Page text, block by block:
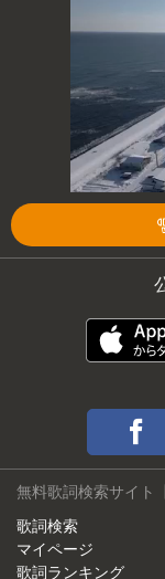
無料歌詞検索サイト
歌詞検索
マイページ
歌詞ランキング